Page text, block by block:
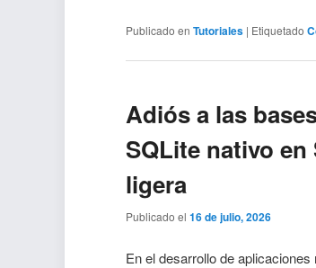
Publicado en Tutoriales | Etiquetado
Adiós a las
SQLite nativo
ligera
Publicado el16 de julio, 2026
En el desarrollo de